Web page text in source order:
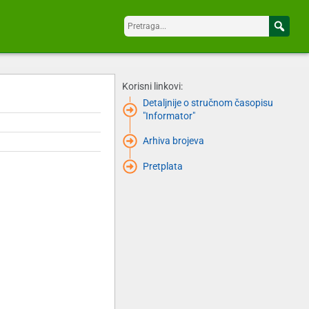
Korisni linkovi:
Detaljnije o stručnom časopisu
"Informator"
Arhiva brojeva
Pretplata